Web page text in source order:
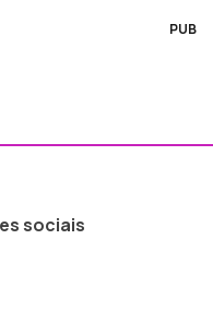
PUB
sociais
ao